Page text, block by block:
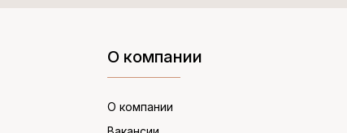
О компании
О компании